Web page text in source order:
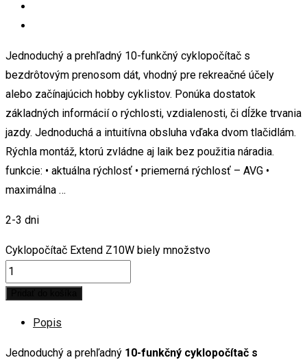
Jednoduchý a prehľadný 10-funkčný cyklopočítač s
bezdrôtovým prenosom dát, vhodný pre rekreačné účely
alebo začínajúcich hobby cyklistov. Ponúka dostatok
základných informácií o rýchlosti, vzdialenosti, či dĺžke trvania
jazdy. Jednoduchá a intuitívna obsluha vďaka dvom tlačidlám.
Rýchla montáž, ktorú zvládne aj laik bez použitia náradia.
funkcie: • aktuálna rýchlosť • priemerná rýchlosť – AVG •
maximálna …
2-3 dni
Cyklopočítač Extend Z10W biely množstvo
Popis
Jednoduchý a prehľadný 10-funkčný cyklopočítač s